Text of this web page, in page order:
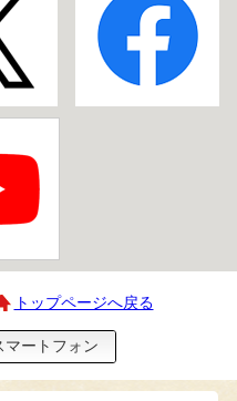
トップページへ戻る
マートフォン